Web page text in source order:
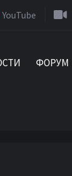
YouTube
ФОРУМ